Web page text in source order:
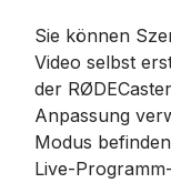
Sie können
Video selbst
der
Anpassung
Modus
Live-